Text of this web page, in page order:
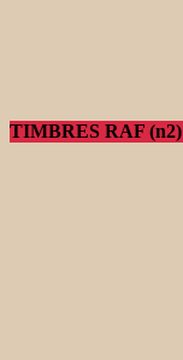
TIMBRES RAF (n2)